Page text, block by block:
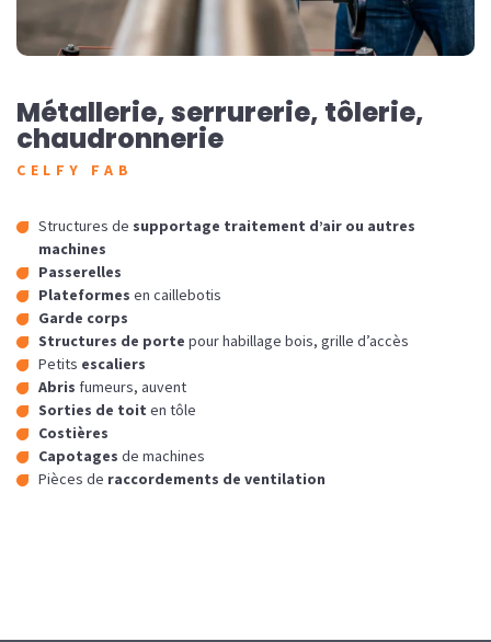
Métallerie, serrurerie, tôlerie,
chaudronnerie
CELFY FAB
Structures de supportage traitement d’air ou autres
machines
Passerelles
Plateformes en caillebotis
Garde corps
Structures de porte pour habillage bois, grille d’accès
Petits escaliers
Abris fumeurs, auvent
Sorties de toit en tôle
Costières
Capotages de machines
Pièces de raccordements de ventilation